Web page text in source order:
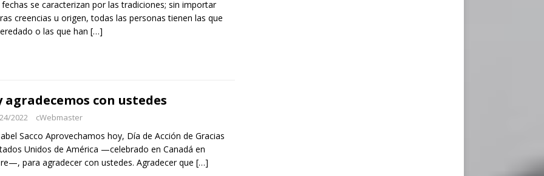
fechas se caracterizan por las tradiciones; sin importar
creencias u origen, todas las personas tienen las que
o las que han […]
agradecemos con ustedes
2022 cWebmaster
Sacco Aprovechamos hoy, Día de Acción de Gracias
Unidos de América —celebrado en Canadá en
para agradecer con ustedes. Agradecer que […]